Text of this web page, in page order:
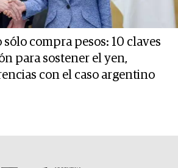
sólo compra pesos: 10 claves
para sostener el yen,
con el caso argentino